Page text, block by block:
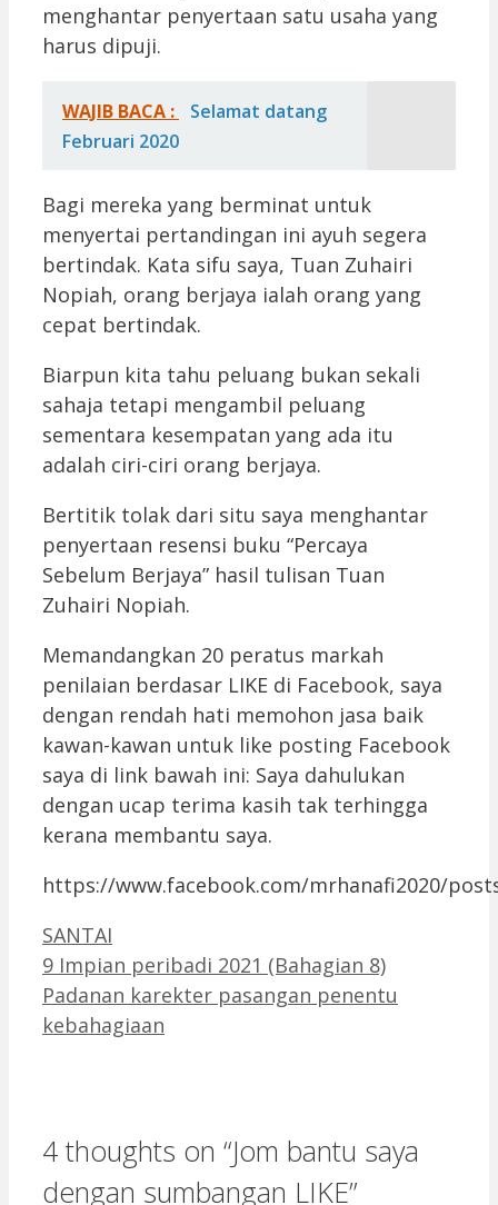
menghantar penyertaan satu usaha yang
harus dipuji.
WAJIB BACA :
Selamat datang
Februari 2020
Bagi mereka yang berminat untuk
menyertai pertandingan ini ayuh segera
bertindak. Kata sifu saya, Tuan Zuhairi
Nopiah, orang berjaya ialah orang yang
cepat bertindak.
Biarpun kita tahu peluang bukan sekali
sahaja tetapi mengambil peluang
sementara kesempatan yang ada itu
adalah ciri-ciri orang berjaya.
Bertitik tolak dari situ saya menghantar
penyertaan resensi buku “Percaya
Sebelum Berjaya” hasil tulisan Tuan
Zuhairi Nopiah.
Memandangkan 20 peratus markah
penilaian berdasar LIKE di Facebook, saya
dengan rendah hati memohon jasa baik
kawan-kawan untuk like posting Facebook
saya di link bawah ini: Saya dahulukan
dengan ucap terima kasih tak terhingga
kerana membantu saya.
https://www.facebook.com/mrhanafi2020/
Categories
SANTAI
9 Impian peribadi 2021 (Bahagian 8)
Padanan karekter pasangan penentu
kebahagiaan
4 thoughts on “Jom bantu saya
dengan sumbangan LIKE”